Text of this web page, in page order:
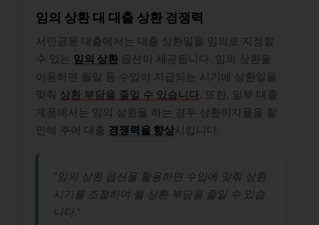
임의 상환 대 대출 상환 경쟁력
서민금융 대출에서는 대출 상환일을 임의로 지정할
수 있는 임의 상환 옵션이 제공됩니다. 임의 상환을
이용하면 월말 등 수입이 지급되는 시기에 상환일을
맞춰 상환 부담을 줄일 수 있습니다. 또한, 일부 대출
제품에서는 임의 상환을 하는 경우 상환이자율을 할
인해 주어 대출 경쟁력을 향상시킵니다.
“임의 상환 옵션을 활용하면 수입에 맞춰 상환
시기를 조절하여 월 상환 부담을 줄일 수 있습
니다.”